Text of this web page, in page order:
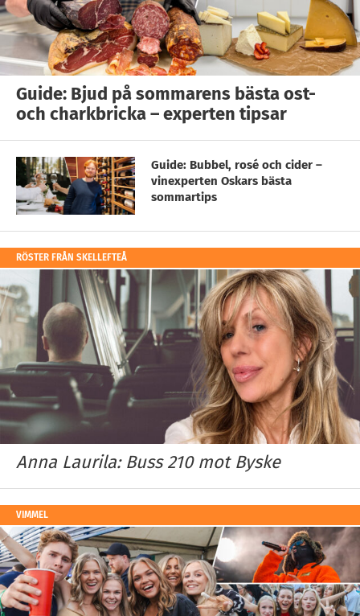
Guide: Bjud på sommarens bästa ost-
och charkbricka – experten tipsar
Guide: Bubbel, rosé och cider –
vinexperten Oskars bästa
sommartips
RÖSTER FRÅN SKELLEFTEÅ
Anna Laurila: Buss 210 mot Byske
VIMMEL